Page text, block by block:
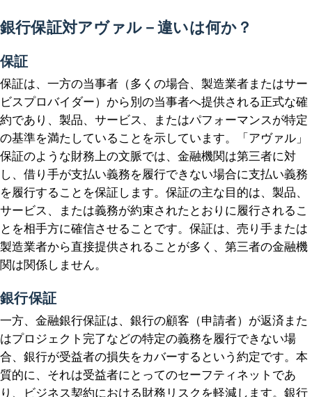
銀行保証対アヴァル－違いは何か？
保証
保証は、一方の当事者（多くの場合、製造業者またはサー
ビスプロバイダー）から別の当事者へ提供される正式な確
約であり、製品、サービス、またはパフォーマンスが特定
の基準を満たしていることを示しています。「アヴァル」
保証のような財務上の文脈では、金融機関は第三者に対
し、借り手が支払い義務を履行できない場合に支払い義務
を履行することを保証します。保証の主な目的は、製品、
サービス、または義務が約束されたとおりに履行されるこ
とを相手方に確信させることです。保証は、売り手または
製造業者から直接提供されることが多く、第三者の金融機
関は関係しません。
銀行保証
一方、金融銀行保証は、銀行の顧客（申請者）が返済また
はプロジェクト完了などの特定の義務を履行できない場
合、銀行が受益者の損失をカバーするという約定です。本
質的に、それは受益者にとってのセーフティネットであ
り、ビジネス契約における財務リスクを軽減します。銀行